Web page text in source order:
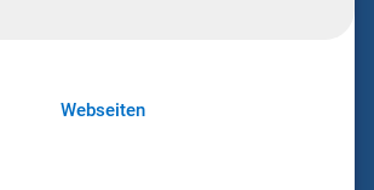
Webseiten